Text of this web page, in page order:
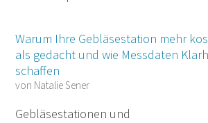
Warum Ihre Gebläsestation mehr
als gedacht und wie Messdaten
schaffen
von Natalie Sener
Gebläsestationen und